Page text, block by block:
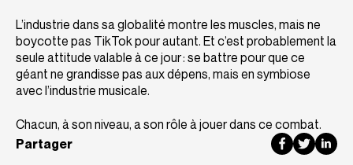
L’industrie dans sa globalité montre les muscles, mais ne
boycotte pas TikTok pour autant. Et c’est probablement la
seule attitude valable à ce jour : se battre pour que ce
géant ne grandisse pas aux dépens, mais en symbiose
avec l’industrie musicale.
Chacun, à son niveau, a son rôle à jouer dans ce combat.
Partager
Partager